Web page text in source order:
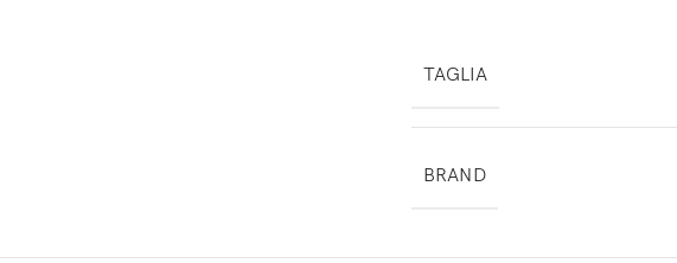
TAGLIA
BRAND